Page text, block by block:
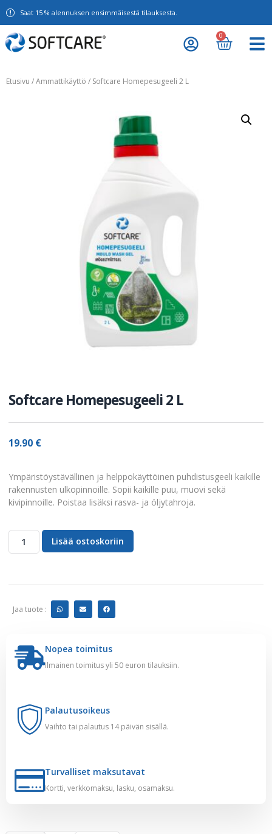
Saat 15 % alennuksen ensimmäisestä tilauksesta.
0
Etusivu /Ammattikäyttö / Softcare Homepesugeeli 2 L
Softcare Homepesugeeli 2 L
19.90 €
Ympäristöystävällinen ja helppokäyttöinen puhdistusgeeli kaikille
rakennusten ulkopinnoille. Sopii kaikille puu, muovi sekä
kivipinnoille. Poistaa lisäksi rasva- ja öljytahroja.
Lisää ostoskoriin
Jaa tuote :
Nopea toimitus
Ilmainen toimitus yli 50 euron tilauksiin.
Palautusoikeus
Vaihto tai palautus 14 päivän sisällä.
Turvalliset maksutavat
Kortti, verkkomaksu, lasku, osamaksu.